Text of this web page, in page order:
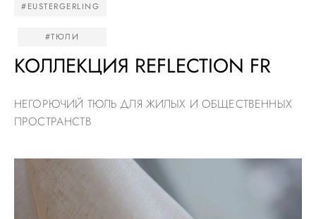
#EUSTERGERLING
#ТЮЛИ
КОЛЛЕКЦИЯ REFLECTION FR
НЕГОРЮЧИЙ ТЮЛЬ ДЛЯ ЖИЛЫХ И ОБЩЕСТВЕННЫХ
ПРОСТРАНСТВ